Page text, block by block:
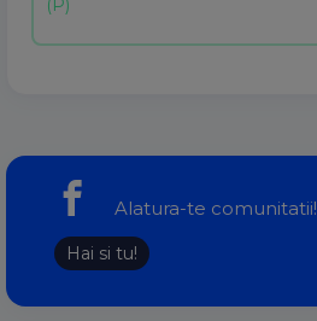
Alatura-te comunitatii!
Hai si tu!